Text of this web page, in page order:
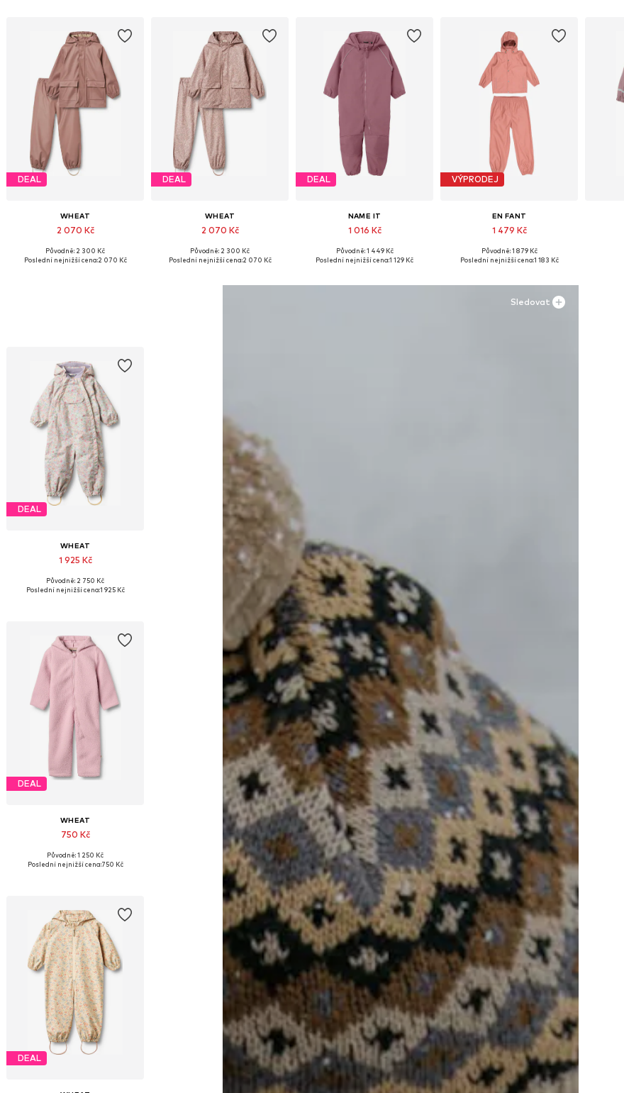
DEAL
WHEAT
2 070 Kč
Původně: 2 300 Kč
Poslední nejnižší cena:2 070 Kč
DEAL
WHEAT
2 070 Kč
Původně: 2 300 Kč
Poslední nejnižší cena:2 070 Kč
DEAL
NAME IT
1 016 Kč
Dostupné v mnoha velikostech
Původně: 1 449 Kč
Poslední nejnižší cena:1 129 Kč
VÝPRODEJ
EN FANT
1 479 Kč
Dostupné v mnoha velikostech
Původně: 1 879 Kč
Poslední nejnižší cena:1 183 Kč
Sledovat
DEAL
WHEAT
1 925 Kč
Dostupné velikosti: 74, 80, 86, 98
Původně: 2 750 Kč
Poslední nejnižší cena:1 925 Kč
DEAL
WHEAT
750 Kč
Dostupné velikosti: 74, 80, 86, 92
Původně: 1 250 Kč
Poslední nejnižší cena:750 Kč
DEAL